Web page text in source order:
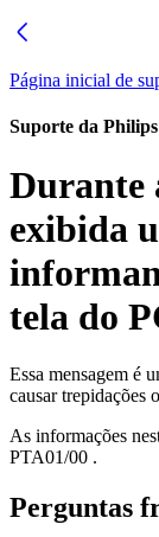
Página inicial de
Suporte da Philips
Durante
exibida
tela do
Essa mensagem é
causar trepidações
As informações
PTA01/00 .
Perguntas